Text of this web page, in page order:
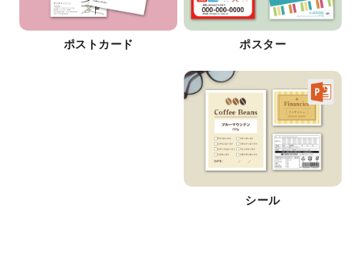
ポストカード ポスター
シール